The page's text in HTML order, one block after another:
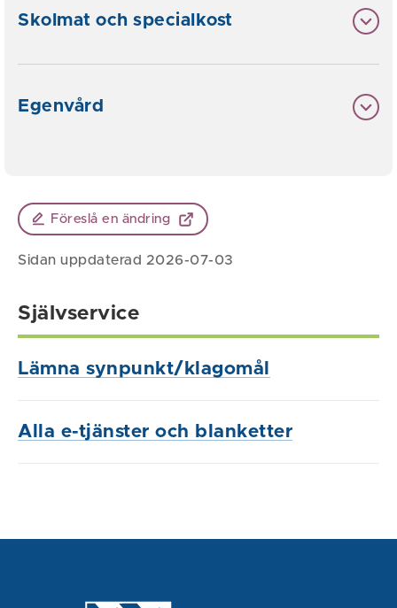
Skolmat och specialkost
Egenvård
Föreslå en ändring
Sidan uppdaterad 2026-07-03
Självservice
Lämna synpunkt/klagomål
Alla e-tjänster och blanketter